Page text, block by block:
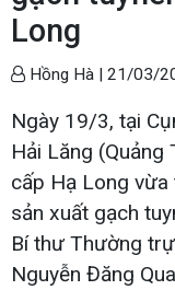
Long
Hồng Hà | 21/03/
Ngày 19/3, tại
Hải Lăng (Quảng
cấp Hạ Long
sản xuất gạch
Bí thư Thường
Nguyễn Đăng